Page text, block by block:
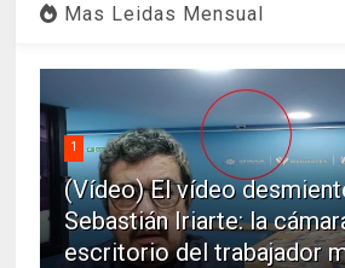
Mas Leidas Mensual
1
(Vídeo) El vídeo
Sebastián Iriarte: la
escritorio del trabajador